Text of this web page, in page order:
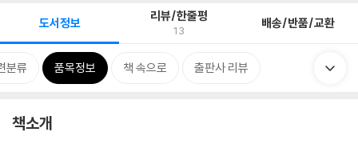
도서정보 리뷰/한줄평
13 배송/반품/교환
분류 품목정보 책 속으로 출판사 리뷰
책소개